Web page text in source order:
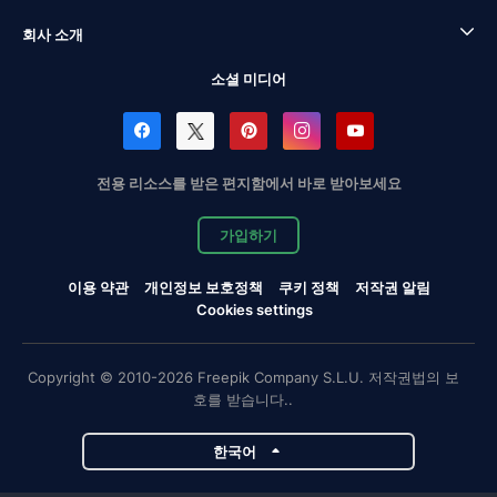
회사 소개
소셜 미디어
전용 리소스를 받은 편지함에서 바로 받아보세요
가입하기
이용 약관 개인정보 보호정책 쿠키 정책
저작권 알림
Cookies settings
Copyright © 2010-2026 Freepik Company S.L.U. 저작권법의 보
호를 받습니다..
한국어